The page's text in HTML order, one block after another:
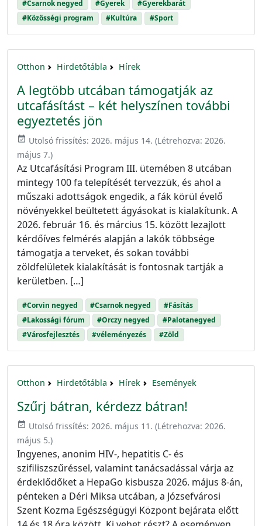
#Csarnok negyed #Gyerek
#Gyerekbarát
#Közösségi program
#Kultúra #Sport
Otthon Hirdetőtábla Hírek
A legtöbb utcában támogatják az
utcafásítást – két helyszínen további
egyeztetés jön
event_available Utolsó frissítés: 2026. május 14. (Létrehozva: 2026.
május 7.)
Az Utcafásítási Program III. ütemében 8 utcában
mintegy 100 fa telepítését tervezzük, és ahol a
műszaki adottságok engedik, a fák körül évelő
növényekkel beültetett ágyásokat is kialakítunk. A
2026. február 16. és március 15. között lezajlott
kérdőíves felmérés alapján a lakók többsége
támogatja a terveket, és sokan további
zöldfelületek kialakítását is fontosnak tartják a
kerületben. […]
#Corvin negyed #Csarnok negyed
#Fásítás
#Lakossági fórum
#Orczy negyed
#Palotanegyed
#Városfejlesztés
#véleményezés #Zöld
Otthon Hirdetőtábla Hírek Események
Szűrj bátran, kérdezz bátran!
event_available Utolsó frissítés: 2026. május 11. (Létrehozva: 2026.
május 5.)
Ingyenes, anonim HIV-, hepatitis C- és
szifiliszszűréssel, valamint tanácsadással várja az
érdeklődőket a HepaGo kisbusza 2026. május 8-án,
pénteken a Déri Miksa utcában, a Józsefvárosi
Szent Kozma Egészségügyi Központ bejárata előtt